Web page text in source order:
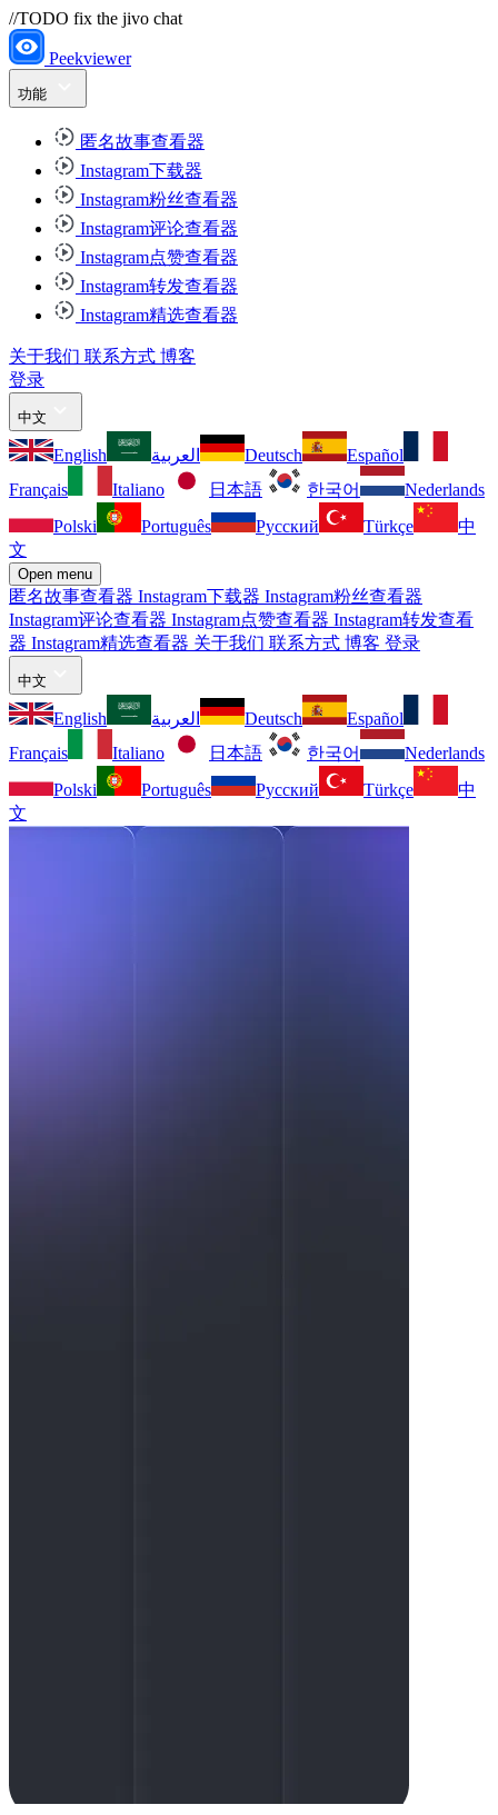
//TODO fix the jivo chat
Peekviewer
功能
匿名故事查看器
Instagram下载器
Instagram粉丝查看器
Instagram评论查看器
Instagram点赞查看器
Instagram转发查看器
Instagram精选查看器
关于我们 联系方式 博客
登录
中文
English العربية Deutsch
Español
Français
Italiano 日本語 한국어
Nederlands
Polski
Português Русский Türkçe
中
文
Open menu
匿名故事查看器 Instagram下载器 Instagram粉丝查看器
Instagram评论查看器 Instagram点赞查看器 Instagram转发查看
器 Instagram精选查看器 关于我们 联系方式 博客 登录
中文
English العربية Deutsch
Español
Français
Italiano 日本語 한국어
Nederlands
Polski
Português Русский Türkçe
中
文